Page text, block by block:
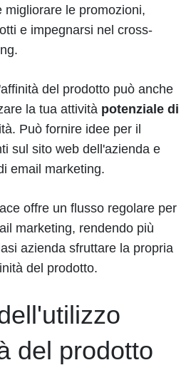
migliorare le promozioni,
e impegnarsi nel cross-
del prodotto può anche
la tua attività potenziale di
Può fornire idee per il
sul sito web dell'azienda e
email marketing.
offre un flusso regolare per
marketing, rendendo più
azienda sfruttare la propria
del prodotto.
del prodotto